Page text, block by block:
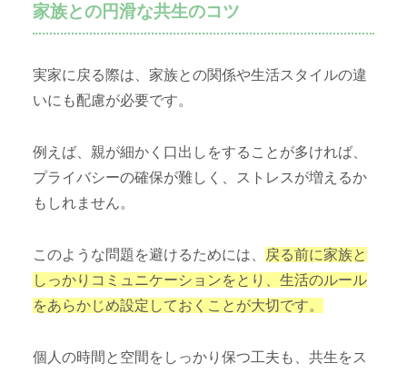
家族との円滑な共生のコツ
実家に戻る際は、家族との関係や生活スタイルの違
いにも配慮が必要です。
例えば、親が細かく口出しをすることが多ければ、
プライバシーの確保が難しく、ストレスが増えるか
もしれません。
このような問題を避けるためには、
戻る前に家族と
しっかりコミュニケーションをとり、生活のルール
をあらかじめ設定しておくことが大切です。
個人の時間と空間をしっかり保つ工夫も、共生をス